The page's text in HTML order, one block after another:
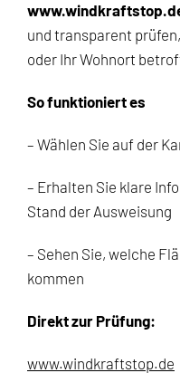
und transparent
oder Ihr Wohnort
So funktioniert es
– Wählen Sie auf der
– Erhalten Sie klare
Stand der Ausweisung
– Sehen Sie, welche
kommen
Direkt zur Prüfung:
www.windkraftstop.de